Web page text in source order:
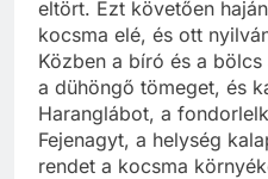
eltört. Ezt követően
kocsma elé, és ott
Közben a bíró és a
a dühöngő tömeget, és
Haranglábot, a
Fejenagyt, a helység
rendet a kocsma